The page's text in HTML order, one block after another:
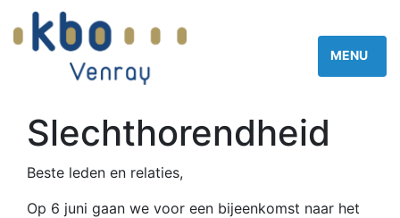
Slechthorendheid
Beste leden en relaties,
Op 6 juni gaan we voor een bijeenkomst naar het